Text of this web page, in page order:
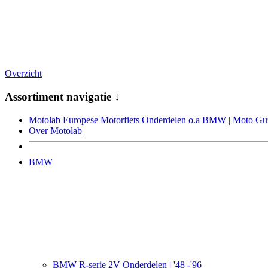
Overzicht
Assortiment navigatie ↓
Motolab Europese Motorfiets Onderdelen o.a BMW | Moto
Over Motolab
BMW
BMW R-serie 2V Onderdelen | '48 -'96